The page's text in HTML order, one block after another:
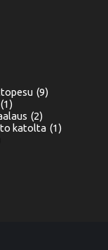
(9)
(1)
(2)
katolta (1)